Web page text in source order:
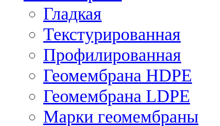
Гладкая
Текстурированная
Профилированная
Геомембрана HDPE
Геомембрана LDPE
Марки геомембраны